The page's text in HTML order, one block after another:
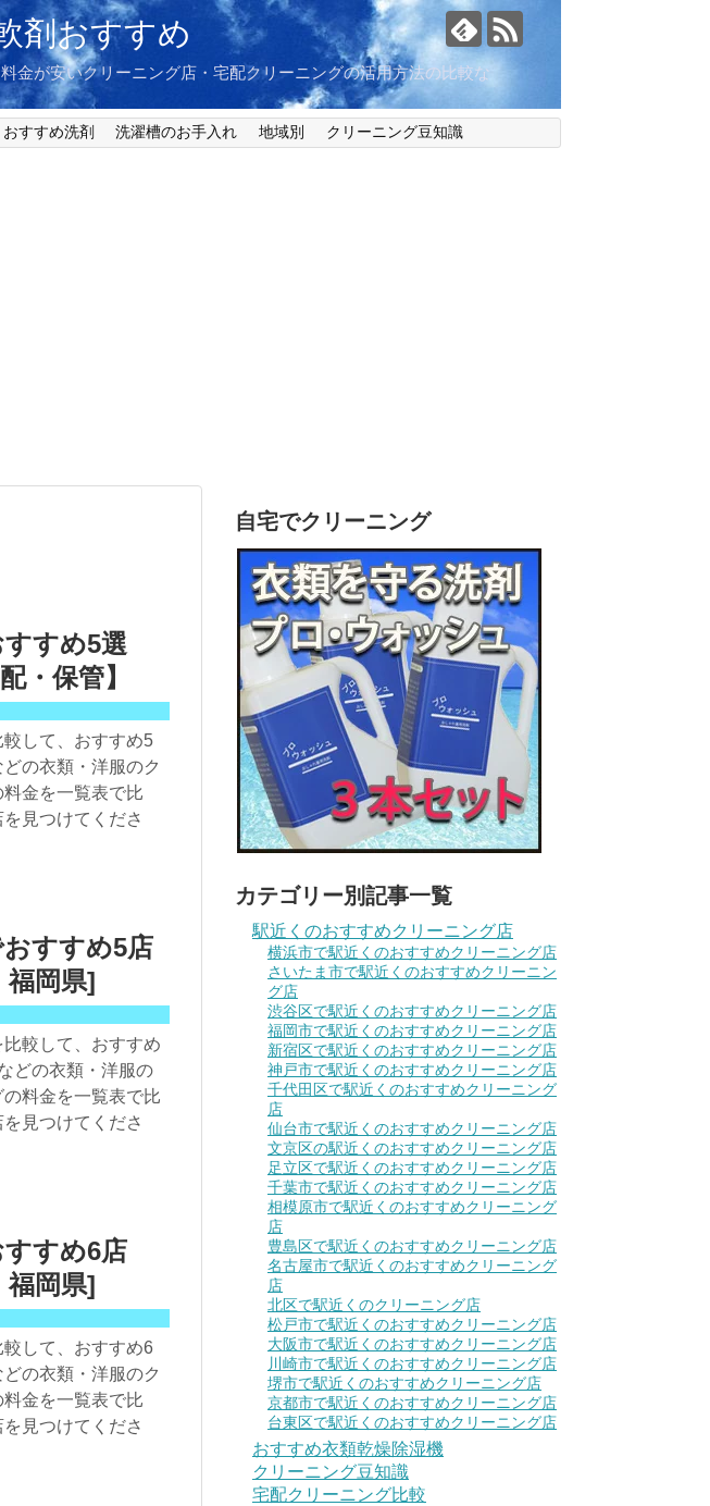
剤おすすめ
金が安いクリーニング店・宅配クリーニングの活用方法の比較な
おすすめ洗剤 洗濯槽のお手入れ 地域別 クリーニング豆知識
すめ5選
・保管】
して、おすすめ5
の衣類・洋服のク
金を一覧表で比
見つけてくださ
すすめ5店
福岡県]
較して、おすすめ
どの衣類・洋服の
料金を一覧表で比
見つけてくださ
すめ6店
福岡県]
して、おすすめ6
の衣類・洋服のク
金を一覧表で比
見つけてくださ
自宅でクリーニング
カテゴリー別記事一覧
駅近くのおすすめクリーニング店
横浜市で駅近くのおすすめクリーニング店
さいたま市で駅近くのおすすめクリーニン
グ店
渋谷区で駅近くのおすすめクリーニング店
福岡市で駅近くのおすすめクリーニング店
新宿区で駅近くのおすすめクリーニング店
神戸市で駅近くのおすすめクリーニング店
千代田区で駅近くのおすすめクリーニング
店
仙台市で駅近くのおすすめクリーニング店
文京区の駅近くのおすすめクリーニング店
足立区で駅近くのおすすめクリーニング店
千葉市で駅近くのおすすめクリーニング店
相模原市で駅近くのおすすめクリーニング
店
豊島区で駅近くのおすすめクリーニング店
名古屋市で駅近くのおすすめクリーニング
店
北区で駅近くのクリーニング店
松戸市で駅近くのおすすめクリーニング店
大阪市で駅近くのおすすめクリーニング店
川崎市で駅近くのおすすめクリーニング店
堺市で駅近くのおすすめクリーニング店
京都市で駅近くのおすすめクリーニング店
台東区で駅近くのおすすめクリーニング店
おすすめ衣類乾燥除湿機
クリーニング豆知識
宅配クリーニング比較